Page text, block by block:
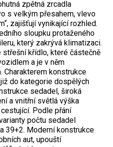
zpětná zrcadla
s velkým přesahem, vlevo
zajišťují vynikající rozhled.
sloupku protaženého
který zakrývá klimatizaci.
střešní křídlo, které částečně
a je v něm
Charakterem konstrukce
do kategorie dospělých
sedadel, široká
a vnitřní světlá výška
Podle přání
počtu sedadel
39+2. Moderní konstrukce
aut, upouští